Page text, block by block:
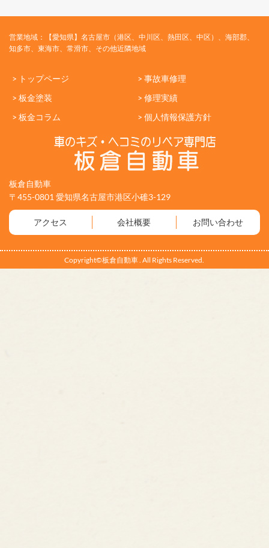
営業地域：【愛知県】名古屋市（港区、中川区、熱田区、中区）、海部郡、
知多市、東海市、常滑市、その他近隣地域
> トップページ
> 事故車修理
> 板金塗装
> 修理実績
> 板金コラム
> 個人情報保護方針
板倉自動車
〒455-0801 愛知県名古屋市港区小碓3-129
アクセス 会社概要 お問い合わせ
Copyright©板倉自動車 . All Rights Reserved.